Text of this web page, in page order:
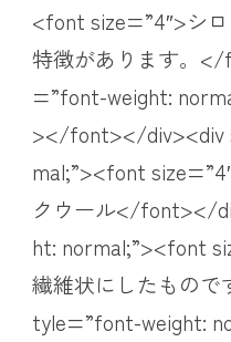
<font size=”4″>シ
特徴があります。
=”font-weight:
></font></div><div
mal;”><font
クウール</font></
ht: normal;”><font
繊維状にしたもの
tyle=”font-weight: